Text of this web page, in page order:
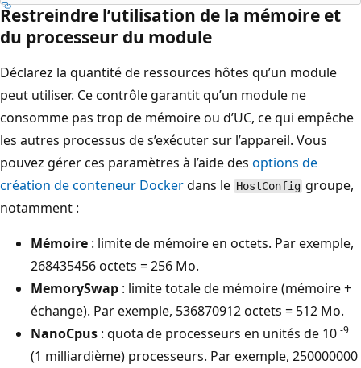
Restreindre l’utilisation de la mémoire et
du processeur du module
Déclarez la quantité de ressources hôtes qu’un module
peut utiliser. Ce contrôle garantit qu’un module ne
consomme pas trop de mémoire ou d’UC, ce qui empêche
les autres processus de s’exécuter sur l’appareil. Vous
pouvez gérer ces paramètres à l’aide des options de
création de conteneur Dockerdans le HostConfig groupe,
notamment :
Mémoire : limite de mémoire en octets. Par exemple,
268435456 octets = 256 Mo.
MemorySwap : limite totale de mémoire (mémoire +
échange). Par exemple, 536870912 octets = 512 Mo.
NanoCpus : quota de processeurs en unités de 10 -9
(1 milliardième) processeurs. Par exemple, 250000000